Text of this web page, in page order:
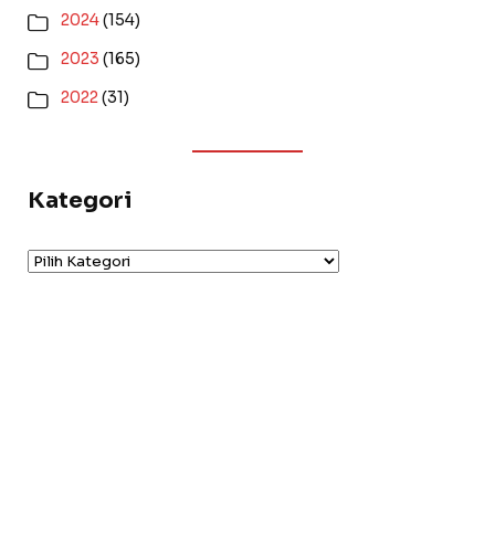
2024(154)
2023 (165)
2022(31)
Kategori
Kategori